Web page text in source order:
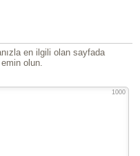
en ilgili olan sayfada
olun.
1000